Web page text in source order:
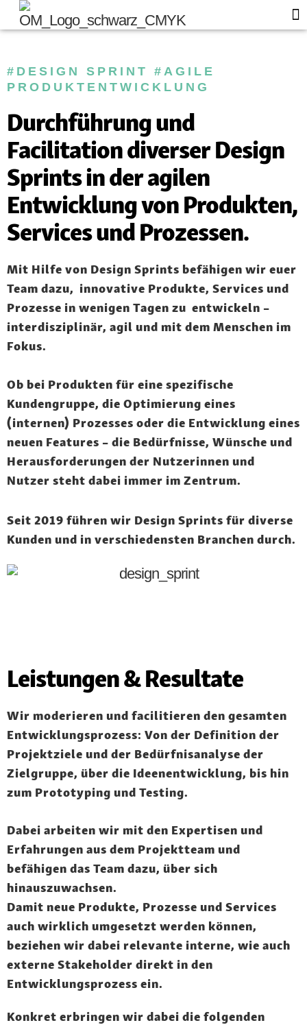
#DESIGN SPRINT #AGILE
PRODUKTENTWICKLUNG
Durchführung und
Facilitation diverser Design
Sprints in der agilen
Entwicklung von Produkten,
Services und Prozessen.
Mit Hilfe von Design Sprints befähigen wir euer
Team dazu, innovative Produkte, Services und
Prozesse in wenigen Tagen zu entwickeln –
interdisziplinär, agil und mit dem Menschen im
Fokus.
Ob bei Produkten für eine spezifische
Kundengruppe, die Optimierung eines
(internen) Prozesses oder die Entwicklung eines
neuen Features – die Bedürfnisse, Wünsche und
Herausforderungen der Nutzerinnen und
Nutzer steht dabei immer im Zentrum.
Seit 2019 führen wir Design Sprints für diverse
Kunden und in verschiedensten Branchen durch.
Leistungen & Resultate
Wir moderieren und facilitieren den gesamten
Entwicklungsprozess: Von der Definition der
Projektziele und der Bedürfnisanalyse der
Zielgruppe, über die Ideenentwicklung, bis hin
zum Prototyping und Testing.
Dabei arbeiten wir mit den Expertisen und
Erfahrungen aus dem Projektteam und
befähigen das Team dazu, über sich
hinauszuwachsen.
Damit neue Produkte, Prozesse und Services
auch wirklich umgesetzt werden können,
beziehen wir dabei relevante interne, wie auch
externe Stakeholder direkt in den
Entwicklungsprozess ein.
Konkret erbringen wir dabei die folgenden